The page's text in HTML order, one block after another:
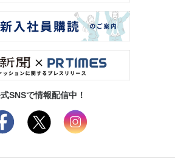
SNSで情報配信中！